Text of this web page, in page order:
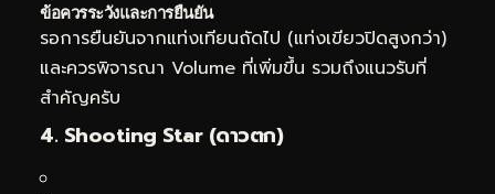
ข้อควรระวังและการยืนยัน
รอการยืนยันจากแท่งเทียนถัดไป (แท่งเขียวปิดสูงกว่า)
และควรพิจารณา Volume ที่เพิ่มขึ้น รวมถึงแนวรับที่
สำคัญครับ
4. Shooting Star (ดาวตก)